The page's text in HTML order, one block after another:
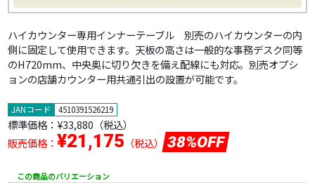
ハイカウンター専用インナーテーブル 別売のハイカウンターの内
側に固定して使用できます。天板の高さは一般的な事務デスク同等
のH720mm、中央奥に切り欠きを備え配線にも対応。別売オプシ
ョンの店舗カウンター用共通引出の設置が可能です。
JANコード 4510391526219
標準価格： ¥33,880 （税込）
販売価格： ¥21,175 （税込） 38%OFF
この商品のバリエーション